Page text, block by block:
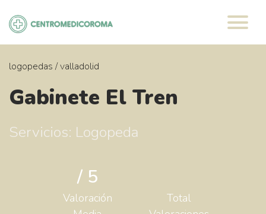
contenido
logopedas /valladolid
Gabinete El Tren
Servicios: Logopeda
/ 5
Valoración
Total